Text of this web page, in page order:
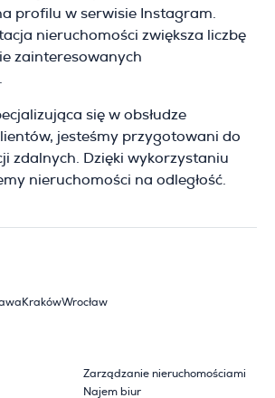
profilu w serwisie Instagram.
nieruchomości zwiększa liczbę
zainteresowanych
się w obsłudze
jesteśmy przygotowani do
zdalnych. Dzięki wykorzystaniu
nieruchomości na odległość.
KrakówWrocław
Zarządzanie nieruchomościami
Najem biur